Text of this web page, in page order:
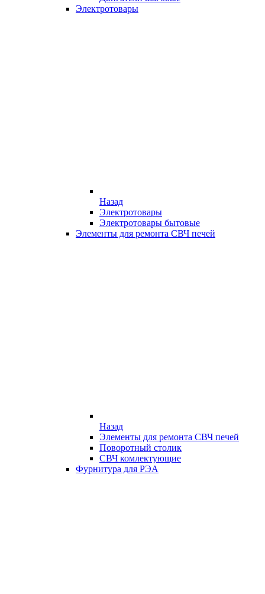
Электротовары
Назад
Электротовары
Электротовары бытовые
Элементы для ремонта СВЧ печей
Назад
Элементы для ремонта СВЧ печей
Поворотный столик
СВЧ комлектующие
Фурнитура для РЭА